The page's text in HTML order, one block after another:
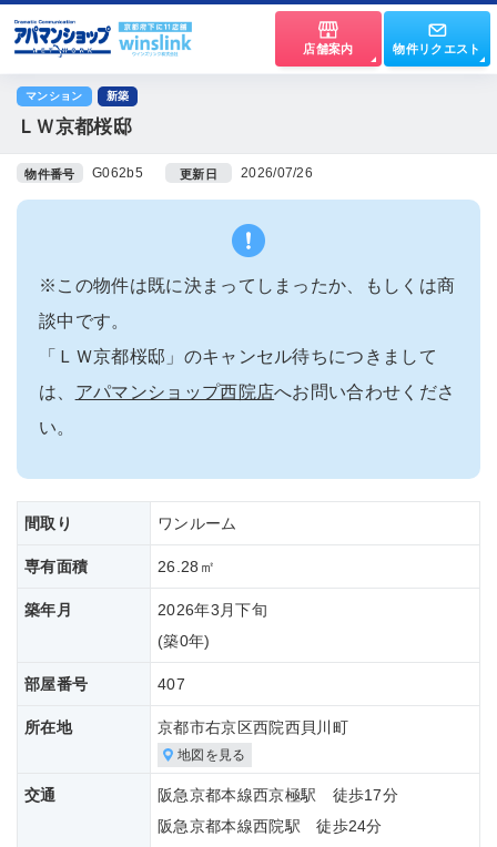
店舗案内 物件リクエスト
マンション 新築
ＬＷ京都桜邸
物件番号 G062b5 更新日 2026/07/26
※この物件は既に決まってしまったか、もしくは商
談中です。
「ＬＷ京都桜邸」のキャンセル待ちにつきまして
は、 アパマンショップ西院店へお問い合わせくださ
い。
間取り ワンルーム
専有面積 26.28㎡
築年月
2026年3月下旬
(築0年)
部屋番号 407
所在地 京都市右京区西院西貝川町
地図を見る
交通
阪急京都本線西京極駅 徒歩17分
阪急京都本線西院駅 徒歩24分